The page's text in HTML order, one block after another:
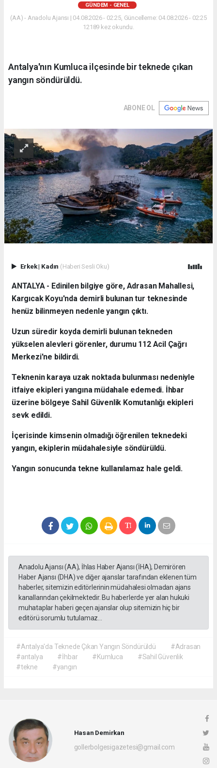
GÜNDEM - GENEL
(AA) - Anadolu Ajansı | 04.08.2026 - 02:25, Güncelleme: 04.08.2026 - 02:25
12189 kez okundu.
Antalya'nın Kumluca ilçesinde bir teknede çıkan
yangın söndürüldü.
ABONE OL
Erkek| Kadın (Haberi Sesli Oku)
ANTALYA - Edinilen bilgiye göre, Adrasan Mahallesi,
Kargıcak Koyu'nda demirli bulunan tur teknesinde
henüz bilinmeyen nedenle yangın çıktı.
Uzun süredir koyda demirli bulunan tekneden
yükselen alevleri görenler, durumu 112 Acil Çağrı
Merkezi'ne bildirdi.
Teknenin karaya uzak noktada bulunması nedeniyle
itfaiye ekipleri yangına müdahale edemedi. İhbar
üzerine bölgeye Sahil Güvenlik Komutanlığı ekipleri
sevk edildi.
İçerisinde kimsenin olmadığı öğrenilen teknedeki
yangın, ekiplerin müdahalesiyle söndürüldü.
Yangın sonucunda tekne kullanılamaz hale geldi.
Anadolu Ajansı (AA), İhlas Haber Ajansı (İHA), Demirören
Haber Ajansı (DHA) ve diğer ajanslar tarafından eklenen tüm
haberler, sitemizin editörlerinin müdahalesi olmadan ajans
kanallarından çekilmektedir. Bu haberlerde yer alan hukuki
muhataplar haberi geçen ajanslar olup sitemizin hiç bir
editörü sorumlu tutulamaz...
#Antalya'da Teknede Çıkan Yangın Söndürüldü
#Adrasan
#antalya
#İhbar #Kumluca
#Sahil Güvenlik
#tekne
#yangın
Hasan Demirkan
gollerbolgesigazetesi@gmail.com